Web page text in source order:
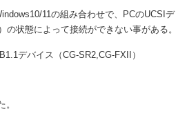
11の組み合わせで、PCのUCSIデ
の状態によって接続ができない事がある。
デバイス（CG-SR2,CG-FXII）